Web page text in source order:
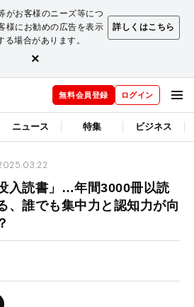
がお客様のニーズ等につ
様にお勧めの広告を表示
場合があります。
詳しくはこちら
×
無料会員登録 ログイン
ニュース 特集 ビジネス
入読書」…年間3000冊以読
、誰でも集中力と認知力が向